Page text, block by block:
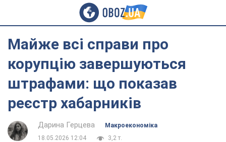
Майже всі справи про
корупцію завершуються
штрафами: що показав
реєстр хабарників
Дарина Герцева
Mакроекономіка
18.05.2026 12:04
3,2 т.